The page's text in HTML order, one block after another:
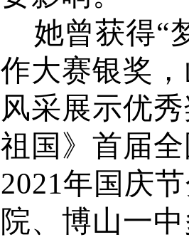
她曾获得“
作大赛银奖
风采展示优
祖国》首届
2021年国庆
院、博山一